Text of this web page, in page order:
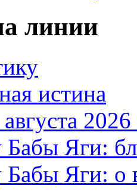
линии
истина
2026
Бабы Яги:
Бабы Яги: